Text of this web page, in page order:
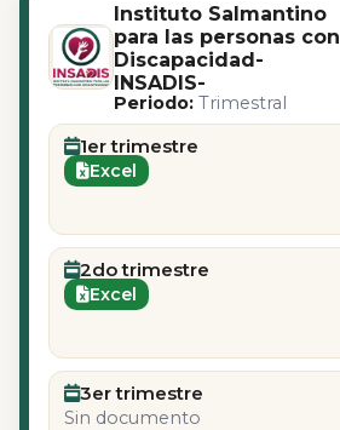
Instituto Salmantino
para las personas con
Discapacidad-
INSADIS-
Periodo: Trimestral
1er trimestre
Excel
2do trimestre
Excel
3er trimestre
Sin documento